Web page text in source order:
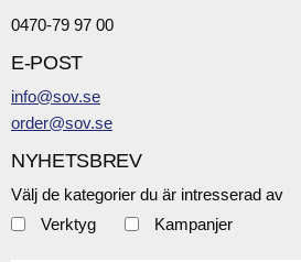
0470-79 97 00
E-POST
info@sov.se
order@sov.se
NYHETSBREV
Välj de kategorier du är intresserad av
Verktyg
Kampanjer